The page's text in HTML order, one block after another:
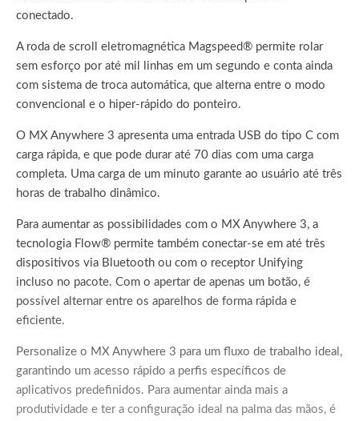
conectado.
A roda de scroll eletromagnética Magspeed® permite rolar
sem esforço por até mil linhas em um segundo e conta ainda
com sistema de troca automática, que alterna entre o modo
convencional e o hiper-rápido do ponteiro.
O MX Anywhere 3 apresenta uma entrada USB do tipo C com
carga rápida, e que pode durar até 70 dias com uma carga
completa. Uma carga de um minuto garante ao usuário até três
horas de trabalho dinâmico.
Para aumentar as possibilidades com o MX Anywhere 3, a
tecnologia Flow® permite também conectar-se em até três
dispositivos via Bluetooth ou com o receptor Unifying
incluso no pacote. Com o apertar de apenas um botão, é
possível alternar entre os aparelhos de forma rápida e
eficiente.
Personalize o MX Anywhere 3 para um fluxo de trabalho ideal,
garantindo um acesso rápido a perfis específicos de
aplicativos predefinidos. Para aumentar ainda mais a
produtividade e ter a configuração ideal na palma das mãos, é